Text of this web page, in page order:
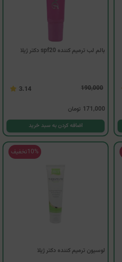
بالم لب ترمیم کننده spf20 دکتر ژیلا
190,000
3.14
171,000 تومان
اضافه کردن به سبد خرید
10%تخفیف
لوسیون ترمیم کننده دکتر ژیلا